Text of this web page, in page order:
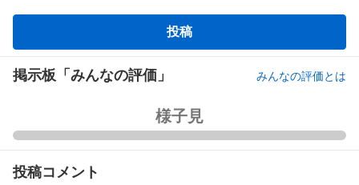
板
投稿
掲示板「みんなの評価」 みんなの評価とは
く
買
い
様子見
投稿コメント